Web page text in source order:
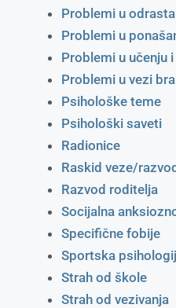
Problemi u
Problemi u
Problemi u učenju
Problemi u vezi
Psihološke teme
Psihološki saveti
Radionice
Raskid veze/
Razvod roditelja
Socijalna
Specifične fobije
Sportska
Strah od škole
Strah od vezivanja